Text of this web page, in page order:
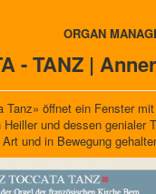
ORGAN
- TANZ |
Tanz» öffnet ein Fenster
und dessen
und in Bewegung